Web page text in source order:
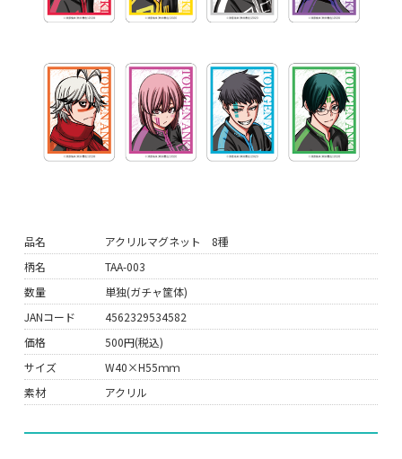
品名
アクリルマグネット 8種
柄名
TAA-003
数量
単独(ガチャ筐体)
JANコード
4562329534582
価格
500円(税込)
サイズ
W40×H55ｍｍ
素材
アクリル